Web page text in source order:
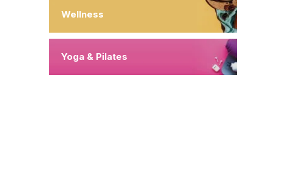
Wellness
Yoga & Pilates